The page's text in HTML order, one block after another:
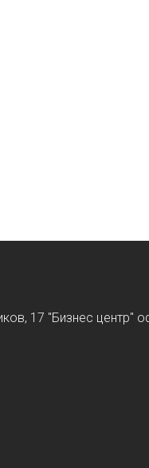
17 "Бизнес центр"